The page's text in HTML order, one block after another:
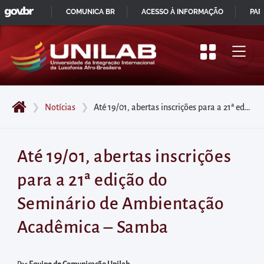
Pular
para
início
do
principal
Acessar
diretamente
o
menu
principal
❯ Notícias ❯ Até 19/01, abertas inscrições para a 21ª edição do Seminário de Ambientação Acadêmica – Samba
Até 19/01, abertas inscrições
para a 21ª edição do
Seminário de Ambientação
Acadêmica – Samba
IR
PARA
CONTEÚDO
GOVBR
COMUNICA BR ACESSO À INFORMAÇÃO